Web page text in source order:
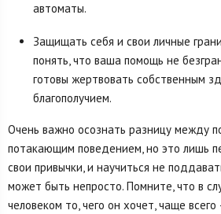
автоматы.
Защищать себя и свои личные
понять, что ваша помощь не
готовы жертвовать собственным
благополучием.
Очень важно осознать разницу между
потакающим поведением, но это лишь
свои привычки, и научиться не
может быть непросто. Помните, что в
человеком то, чего он хочет, чаще